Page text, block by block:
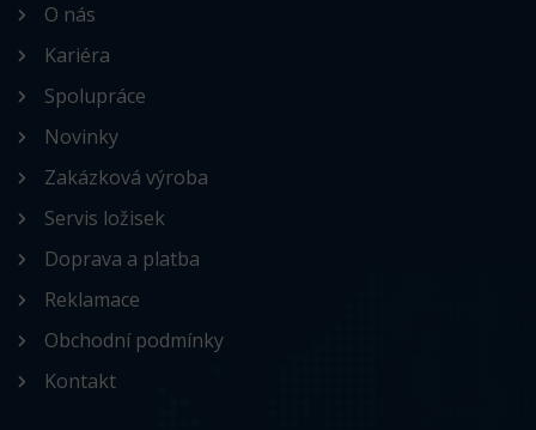
O nás
Kariéra
Spolupráce
Novinky
Zakázková výroba
Servis ložisek
Doprava a platba
Reklamace
Obchodní podmínky
Kontakt